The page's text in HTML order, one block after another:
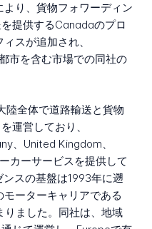
り、貨物フォワーディン
提供するCanadaのプロ
スが追加され、
市を含む市場での同社の
陸全体で道路輸送と貨物
運営しており、
、United Kingdom、
カーサービスを提供して
スの基盤は1993年に遡
モーターキャリアである
ました。同社は、地域